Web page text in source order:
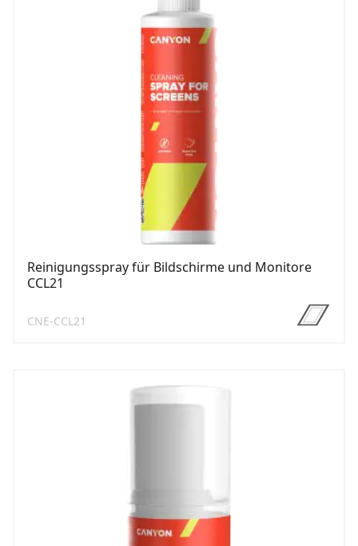
Reinigungsspray für Bildschirme und Monitore
CCL21
CNE-CCL21